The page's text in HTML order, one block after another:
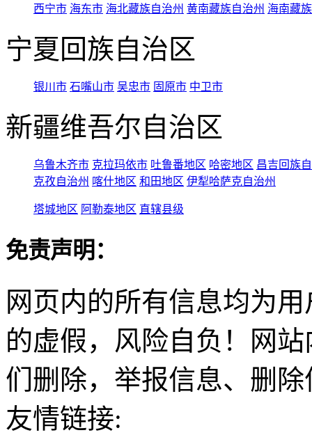
西宁市 海东市 海北藏族自治州 黄南藏族自治州 海南藏
宁夏回族自治区
银川市 石嘴山市 吴忠市 固原市 中卫市
新疆维吾尔自治区
乌鲁木齐市 克拉玛依市 吐鲁番地区 哈密地区 昌吉回族
克孜自治州 喀什地区 和田地区 伊犁哈萨克自治州
塔城地区 阿勒泰地区 直辖县级
免责声明：
网页内的所有信息均为
的虚假，风险自负！网
们删除，举报信息、删
友情链接: